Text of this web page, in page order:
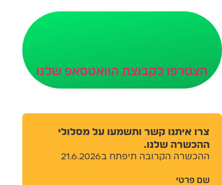
הצטרפו לקבוצת הוואטסאפ שלנו
צרו איתנו קשר ותשמעו על מסלולי
ההכשרה שלנו.
ההכשרה הקרובה תיפתח ב21.6.2026
שם פרטי